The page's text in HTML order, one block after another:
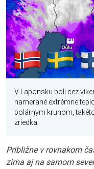
V Laponsku boli cez
namerané extrémne
polárnym kruhom,
zriedka.
Približne v rovnakom
zima aj na samom